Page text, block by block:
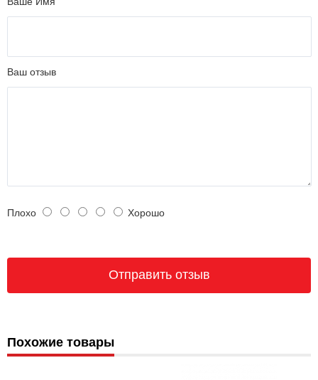
Ваш отзыв
Плохо Хорошо
Похожие товары